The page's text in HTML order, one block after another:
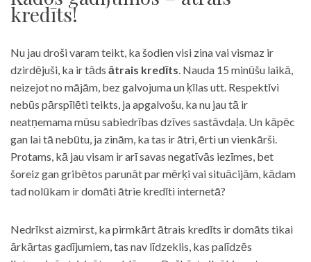
kredīts!
Nu jau droši varam teikt, ka šodien visi zina vai vismaz ir
dzirdējuši, ka ir tāds ātrais kredīts. Nauda 15 minūšu laikā,
neizejot no mājām, bez galvojuma un ķīlas utt. Respektīvi
nebūs pārspīlēti teikts, ja apgalvošu, ka nu jau tā ir
neatņemama mūsu sabiedrības dzīves sastāvdaļa. Un kāpēc
gan lai tā nebūtu, ja zinām, ka tas ir ātri, ērti un vienkārši.
Protams, kā jau visam ir arī savas negatīvās iezīmes, bet
šoreiz gan gribētos parunāt par mērķi vai situācijām, kādam
tad nolūkam ir domāti ātrie kredīti internetā?
Nedrīkst aizmirst, ka pirmkārt ātrais kredīts ir domāts tikai
ārkārtas gadījumiem, tas nav līdzeklis, kas palīdzēs